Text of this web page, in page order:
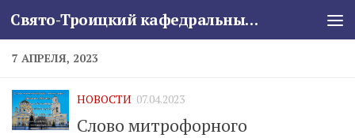
Skip to content Свято-Троицкий кафедральный собор
7 АПРЕЛЯ, 2023
НОВОСТИ 07.04.2023
Слово митрофорного